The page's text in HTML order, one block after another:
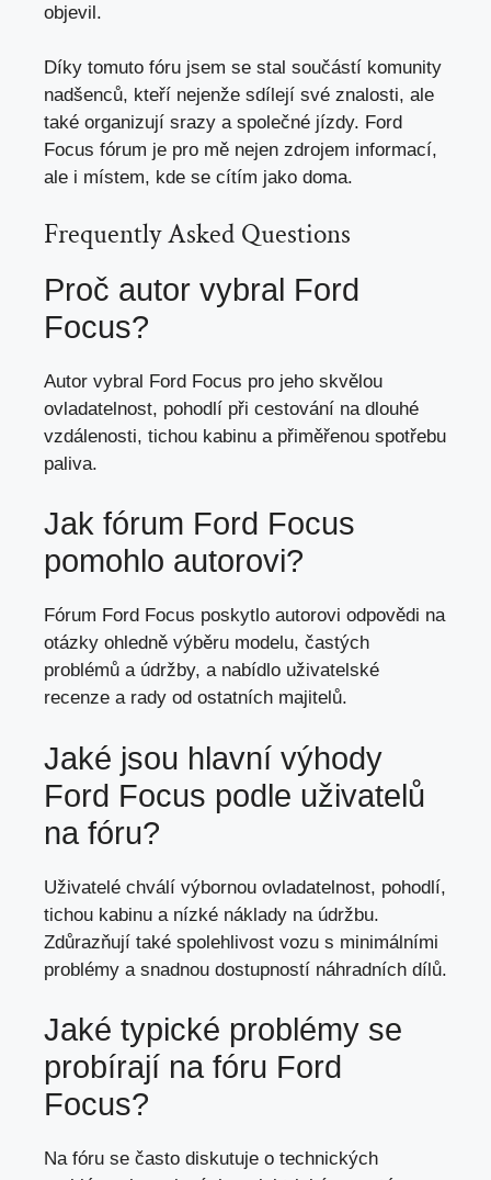
objevil.
Díky tomuto fóru jsem se stal součástí komunity
nadšenců, kteří nejenže sdílejí své znalosti, ale
také organizují srazy a společné jízdy. Ford
Focus fórum je pro mě nejen zdrojem informací,
ale i místem, kde se cítím jako doma.
Frequently Asked Questions
Proč autor vybral Ford
Focus?
Autor vybral Ford Focus pro jeho skvělou
ovladatelnost, pohodlí při cestování na dlouhé
vzdálenosti, tichou kabinu a přiměřenou spotřebu
paliva.
Jak fórum Ford Focus
pomohlo autorovi?
Fórum Ford Focus poskytlo autorovi odpovědi na
otázky ohledně výběru modelu, častých
problémů a údržby, a nabídlo uživatelské
recenze a rady od ostatních majitelů.
Jaké jsou hlavní výhody
Ford Focus podle uživatelů
na fóru?
Uživatelé chválí výbornou ovladatelnost, pohodlí,
tichou kabinu a nízké náklady na údržbu.
Zdůrazňují také spolehlivost vozu s minimálními
problémy a snadnou dostupností náhradních dílů.
Jaké typické problémy se
probírají na fóru Ford
Focus?
Na fóru se často diskutuje o technických